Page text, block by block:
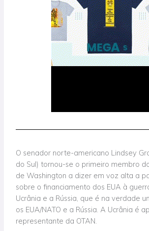
O senador norte-americano Lindsey
do Sul) tornou-se o primeiro membro
de Washington a dizer em voz alta a
sobre o financiamento dos EUA à
Ucrânia e a Rússia, que é na verdade
os EUA/NATO e a Rússia. A Ucrânia é
representante da OTAN.